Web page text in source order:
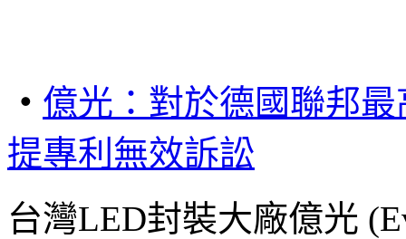
‧ 億光 ：對於德國聯邦
提專利無效訴訟
台灣LED封裝大廠億光